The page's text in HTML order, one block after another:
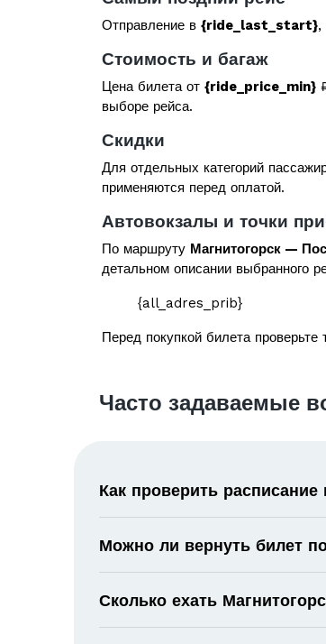
Отправление в {ride_last_start},
Стоимость и багаж
Цена билета от {ride_price_min}
выборе рейса.
Скидки
Для отдельных категорий
применяются перед оплатой.
Автовокзалы и точки
По маршруту Магнитогорск —
детальном описании выбранного
{all_adres_prib}
Перед покупкой билета
Часто задаваемые
Как проверить
Можно ли вернуть билет
Сколько ехать